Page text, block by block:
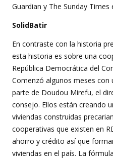
Guardian y The Sunday Times
SolidBatir
En contraste con la historia
esta historia es sobre una
República Democrática del
Comenzó algunos meses con
parte de Doudou Mirefu, el
consejo. Ellos están creando
viviendas construidas
cooperativas que existen en
ahorro y crédito así que
viviendas en el país. La